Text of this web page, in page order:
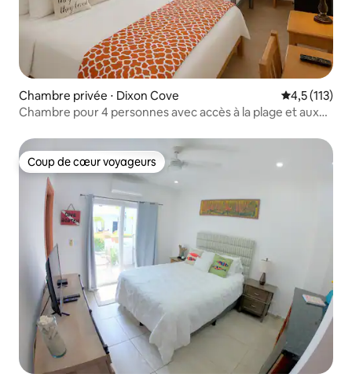
Chambre privée ⋅ Dixon Cove Évaluation
4,5 (113)
Chambre pour 4 personnes avec accès à la plage et aux
Coup de cœur voyageurs
Coup de cœur voyageurs